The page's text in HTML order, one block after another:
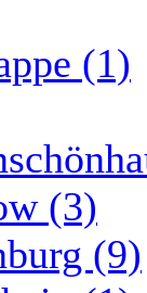
(1)
(3)
(9)